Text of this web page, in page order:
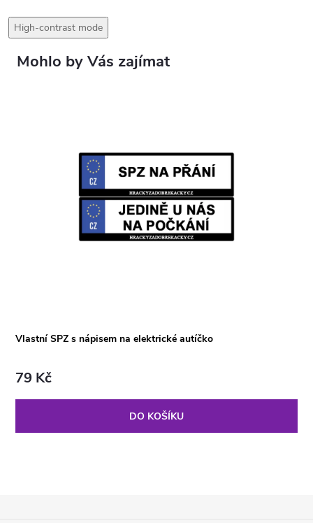
High-contrast mode
Vlastní SPZ s nápisem na elektrické autíčko
79 Kč
DO KOŠÍKU